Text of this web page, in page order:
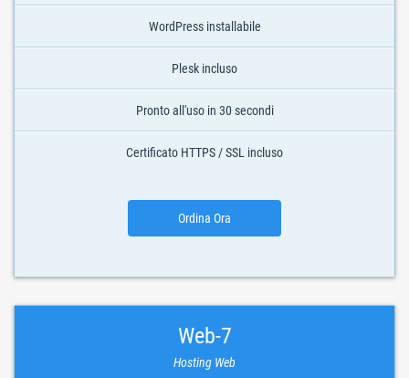
WordPress installabile
Plesk incluso
Pronto all'uso in 30 secondi
Certificato HTTPS / SSL incluso
Ordina Ora
Web-7
Hosting Web